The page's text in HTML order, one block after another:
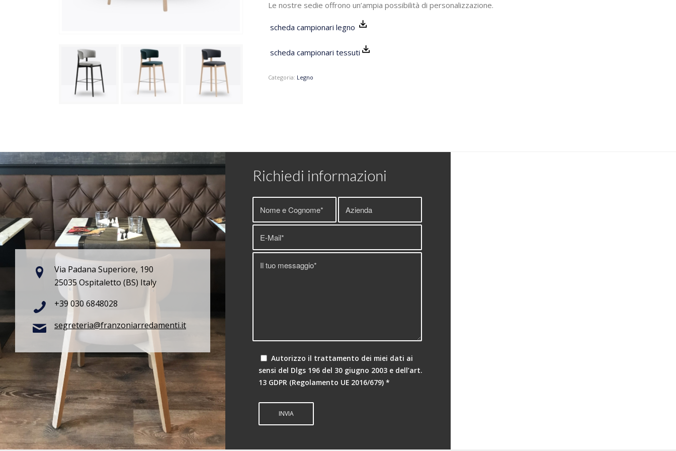
Le nostre sedie offrono un’ampia possibilità di personalizzazione.
scheda campionari legno
scheda campionari tessuti
Categoria: Legno
Via Padana Superiore, 190
25035 Ospitaletto (BS) Italy
+39 030 6848028
segreteria@franzoniarredamenti.it
Richiedi informazioni
Autorizzo il trattamento dei miei dati ai
sensi del Dlgs 196 del 30 giugno 2003 e dell’art.
13 GDPR (Regolamento UE 2016/679) *